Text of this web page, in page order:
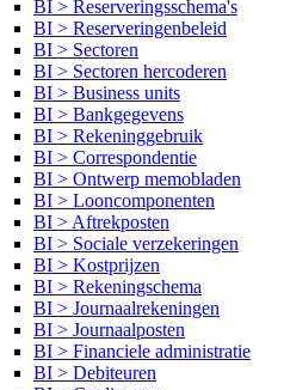
BI > Reserveringsschema's
BI > Reserveringenbeleid
BI > Sectoren
BI > Sectoren hercoderen
BI > Business units
BI > Bankgegevens
BI > Rekeninggebruik
BI > Correspondentie
BI > Ontwerp memobladen
BI > Looncomponenten
BI > Aftrekposten
BI > Sociale verzekeringen
BI > Kostprijzen
BI > Rekeningschema
BI > Journaalrekeningen
BI > Journaalposten
BI > Financiele administratie
BI > Debiteuren